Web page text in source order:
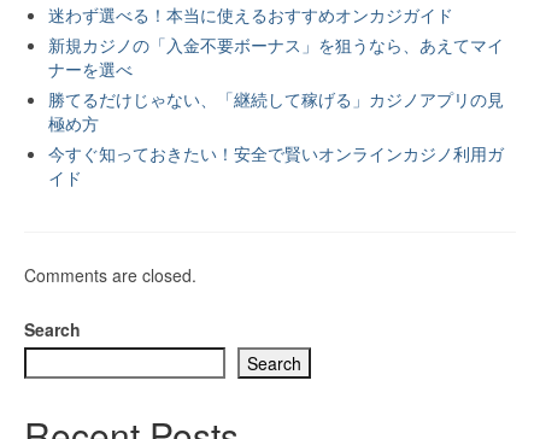
迷わず選べる！本当に使えるおすすめオンカジガイド
新規カジノの「入金不要ボーナス」を狙うなら、あえてマイ
ナーを選べ
勝てるだけじゃない、「継続して稼げる」カジノアプリの見
極め方
今すぐ知っておきたい！安全で賢いオンラインカジノ利用ガ
イド
Comments are closed.
Search
Search